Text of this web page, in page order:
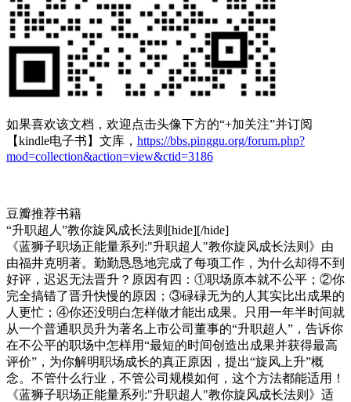
如果喜欢该文档，欢迎 点击头像下方的“+加关注”并订阅
【kindle电子书】文库， https://bbs.pinggu.org/forum.php?
mod=collection&action=view&ctid=3186
豆瓣推荐书籍
“升职超人”教你旋风成长法则[hide][/hide]
《蓝狮子职场正能量系列:"升职超人"教你旋风成长法则》由
由福井克明著。勤勤恳恳地完成了每项工作，为什么却得不到
好评，迟迟无法晋升？原因有四：①职场原本就不公平；②你
完全搞错了晋升快慢的原因；③碌碌无为的人其实比出成果的
人更忙；④你还没明白怎样做才能出成果。只用一年半时间就
从一个普通职员升为著名上市公司董事的“升职超人”，告诉你
在不公平的职场中怎样用“最短的时间创造出成果并获得最高
评价”，为你解明职场成长的真正原因，提出“旋风上升”概
念。不管什么行业，不管公司规模如何，这个方法都能适用！
《蓝狮子职场正能量系列:"升职超人"教你旋风成长法则》适